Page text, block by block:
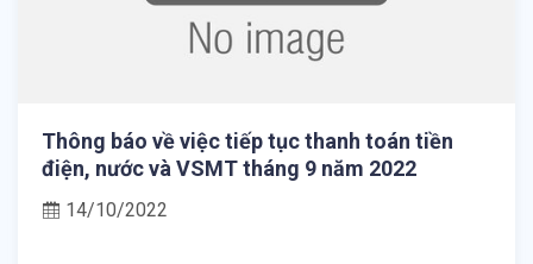
Thông báo về việc tiếp tục thanh toán tiền
điện, nước và VSMT tháng 9 năm 2022
14/10/2022